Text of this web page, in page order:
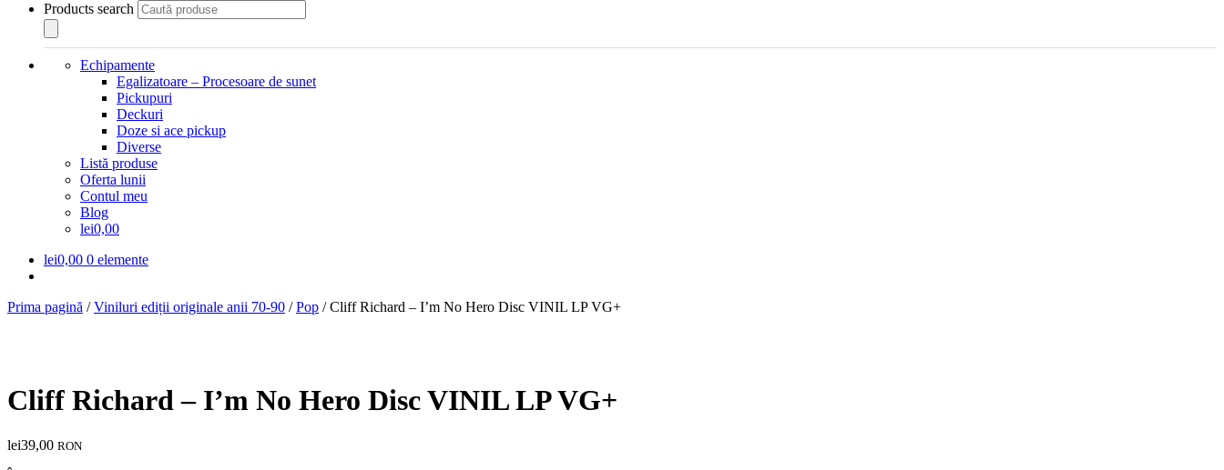
Products search
Echipamente
Egalizatoare – Procesoare de sunet
Pickupuri
Deckuri
Doze si ace pickup
Diverse
Listă produse
Oferta lunii
Contul meu
Blog
lei0,00
lei0,00 0 elemente
Prima pagină /Viniluri ediții originale anii 70-90 /Pop /Cliff Richard – I’m No Hero Disc VINIL LP VG+
Cliff Richard – I’m No Hero Disc VINIL LP VG+
lei39,00 RON